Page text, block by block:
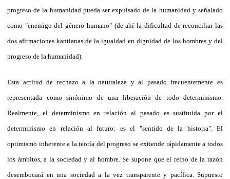
progreso de la humanidad pueda ser expulsado de la humanidad y señalado
como "enemigo del género humano" (de ahí la dificultad de reconciliar las
dos afirmaciones kantianas de la igualdad en dignidad de los hombres y del
progreso de la humanidad).
Esta actitud de rechazo a la naturaleza y al pasado frecuentemente es
representada como sinónimo de una liberación de todo determinismo.
Realmente, el determinismo en relación al pasado es sustituida por el
determinismo en relación al futuro: es el "sentido de la historia". El
optimismo inherente a la teoría del progreso se extiende rápidamente a todos
los ámbitos, a la sociedad y al hombre. Se supone que el reino de la razón
desembocará en una sociedad a la vez transparente y pacífica. Supuesto